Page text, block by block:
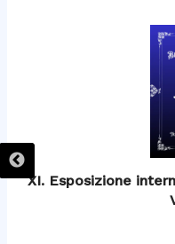
XI. Esposizione